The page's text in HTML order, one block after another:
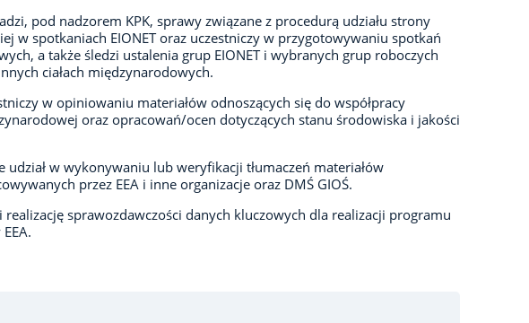
pod nadzorem KPK, sprawy związane z procedurą udziału strony
w spotkaniach EIONET oraz uczestniczy w przygotowywaniu spotkań
a także śledzi ustalenia grup EIONET i wybranych grup roboczych
ciałach międzynarodowych.
w opiniowaniu materiałów odnoszących się do współpracy
oraz opracowań/ocen dotyczących stanu środowiska i jakości
udział w wykonywaniu lub weryfikacji tłumaczeń materiałów
przez EEA i inne organizacje oraz DMŚ GIOŚ.
realizację sprawozdawczości danych kluczowych dla realizacji programu